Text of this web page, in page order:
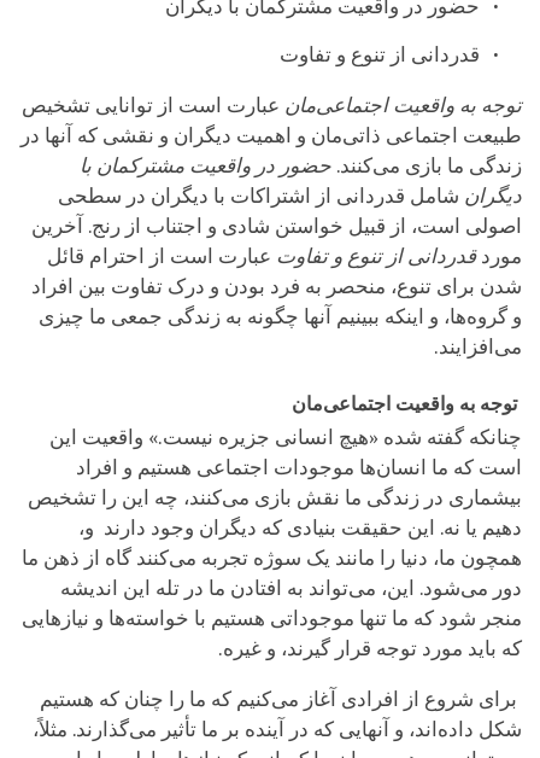
حضور در واقعیت مشترکمان با دیگران
قدردانی از تنوع و تفاوت
توجه به واقعیت اجتماعی‌‌مان عبارت است از توانایی تشخیص
طبیعت اجتماعی ذاتی‌مان و اهمیت دیگران و نقشی که آنها در
زندگی ما بازی می‌کنند. حضور در واقعیت مشترکمان با
دیگران شامل قدردانی از اشتراکات با دیگران در سطحی
اصولی است، از قبیل خواستن شادی و اجتناب از رنج. آخرین
مورد قدردانی از تنوع و تفاوت عبارت است از احترام قائل
شدن برای تنوع، منحصر به فرد بودن و درک تفاوت بین افراد
و گروه‌ها، و اینکه ببینیم آنها چگونه به زندگی جمعی ما چیزی
می‌افزایند.
توجه به واقعیت اجتماعی‌‌مان
چنانکه گفته شده «هیچ انسانی جزیره نیست.» واقعیت این
است که ما انسان‌ها موجودات اجتماعی هستیم و افراد
بیشماری در زندگی ما نقش بازی می‌کنند، چه این را تشخیص
دهیم یا نه. این حقیقت بنیادی که دیگران وجود دارند و،
همچون ما، دنیا را مانند یک سوژه‌ تجربه می‌کنند گاه از ذهن ما
دور می‌شود. این، می‌تواند به افتادن ما در تله این اندیشه
منجر شود که ما تنها موجوداتی هستیم با خواسته‌ها و نیازها‌‌یی
که باید مورد توجه قرار گیرند، و غیره.
برای شروع از افرادی آغاز می‌کنیم که ما را چنان که هستیم
شکل داده‌اند، و آنهایی که در آینده بر ما تأثیر می‌گذارند. مثلاً،